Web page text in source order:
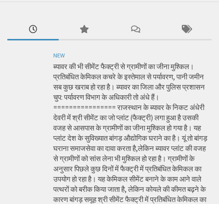
NEW
ब्यावर की भी सीमेंट फैक्ट्री से ग्रामीणों का जीना मुश्किल।
प्रतिबंधित केमिकल कचरे के इस्तेमाल से पर्यावरण, पानी जमीन
सब कुछ खराब हो रहा है। ब्यावर का जिला और पुलिस प्रशासन
चुप: पर्यावरण विभाग के अधिकारी तो अंधे हैं।
================ राजस्थान के ब्यावर के निकट अंधेरी
देवरी में श्री सीमेंट का जो प्लांट (फैक्ट्री) लगा हुआ है उसकी
वजह से आसपास के ग्रामीणों का जीना मुश्किल हो गया है। यह
प्लांट देश के सुविख्यात बांगड़ औद्योगिक घराने का है। यूं तो बांगड़
घराना समाजसेवा का दावा करता है,लेकिन ब्यावर प्लांट की वजह
से ग्रामीणों को सांस लेना भी मुश्किल हो रहा है। ग्रामीणों के
अनुसार पिछले कुछ दिनों में फैक्ट्री में प्रतिबंधित केमिकल का
उपयोग हो रहा है। यह केमिकल सीमेंट बनाने के काम आने वाले
पत्थरों को बरीक किया जाता है, लेकिन कोयले की कीमत बढ़ने के
कारण बांगड़ समूह श्री सीमेंट फैक्ट्री में प्रतिबंधित केमिकल का